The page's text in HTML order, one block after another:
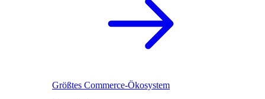
Größtes Commerce-Ökosystem